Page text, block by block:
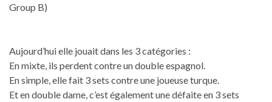
Group B)
Aujourd’hui elle jouait dans les 3 catégories :
En mixte, ils perdent contre un double espagnol.
En simple, elle fait 3 sets contre une joueuse turque.
Et en double dame, c’est également une défaite en 3 sets